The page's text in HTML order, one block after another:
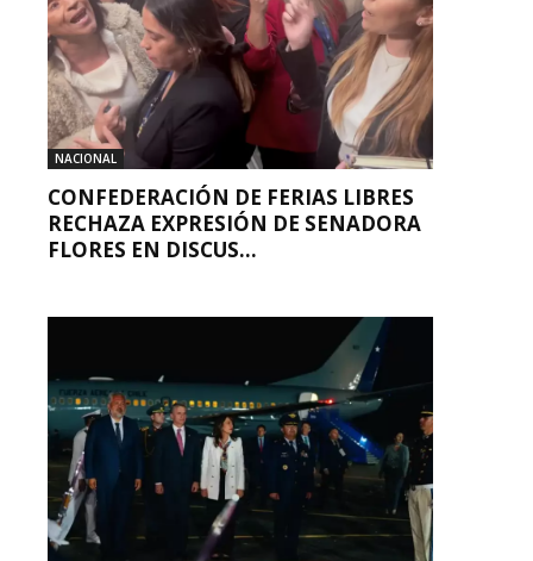
NACIONAL
CONFEDERACIÓN DE FERIAS LIBRES
RECHAZA EXPRESIÓN DE SENADORA
FLORES EN DISCUS...